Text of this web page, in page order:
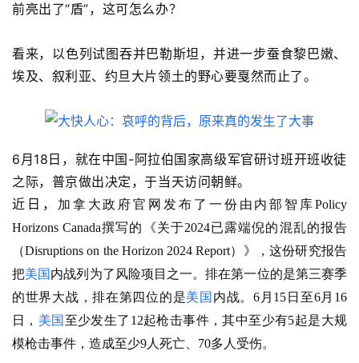
前亮出了“盾”，这可怎么办？
看来，以色列试图吞并巴勒斯坦，并进一步蚕食黎巴嫩、
埃及、叙利亚、约旦大片领土的野心要戛然而止了。
6月18日，就在中国-阿拉伯国家高级军官研讨班开班收徒
之际，普京做出决定，于当天访问朝鲜。
近日，
加拿大政府官网发布了一份由内部智库Policy
Horizons Canada撰写的《关于2024已露端倪的混乱的报告
（Disruptions on the Horizon 2024 Report）》，这份研究报告
把美国 内战列为了风险项目之一。排在第一位的是第三赛季
的世界大战，排在第四位的是美国 内战。6月15日至6月16
日， 美国 至少发生了12起枪击事件，其中至少有5起是大规
模枪击事件，造成至少9人死亡、70多人受伤。